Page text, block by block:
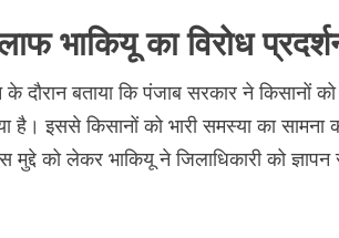
भाकियू का विरोध
दौरान बताया कि पंजाब सरकार ने किसानों को
इससे किसानों को भारी समस्या का सामना
को लेकर भाकियू ने जिलाधिकारी को